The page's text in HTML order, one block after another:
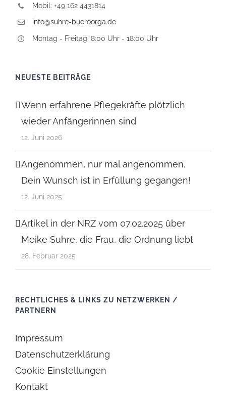
Mobil: +49 162 4431814
info@suhre-bueroorga.de
Montag - Freitag: 8:00 Uhr - 18:00 Uhr
NEUESTE BEITRÄGE
Wenn erfahrene Pflegekräfte plötzlich
wieder Anfängerinnen sind
12. Juni 2026
Angenommen, nur mal angenommen,
Dein Wunsch ist in Erfüllung gegangen!
12. Juni 2025
Artikel in der NRZ vom 07.02.2025 über
Meike Suhre, die Frau, die Ordnung liebt
28. Februar 2025
RECHTLICHES & LINKS ZU NETZWERKEN /
PARTNERN
Impressum
Datenschutzerklärung
Cookie Einstellungen
Kontakt